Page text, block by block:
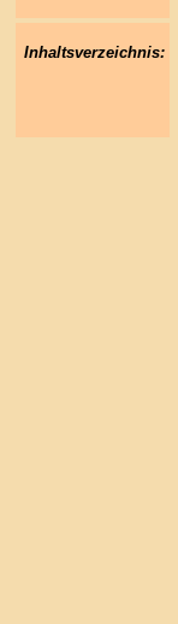
Inhaltsverzeichnis: